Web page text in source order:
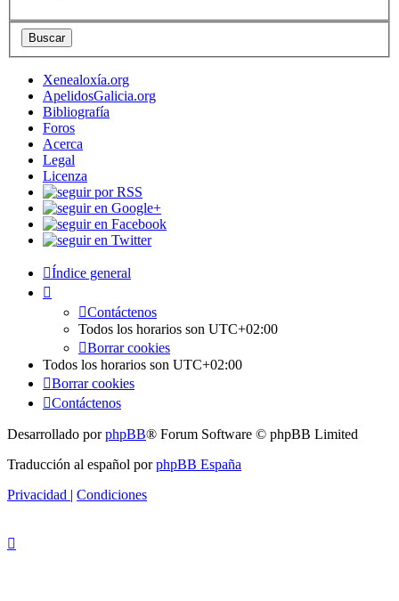
Xenealoxía.org
ApelidosGalicia.org
Bibliografía
Foros
Acerca
Legal
Licenza
Índice general
Contáctenos
Todos los horarios son UTC+02:00
Borrar cookies
Todos los horarios son UTC+02:00
Borrar cookies
Contáctenos
Desarrollado porphpBB® Forum Software © phpBB Limited
Traducción al español porphpBB España
Privacidad | Condiciones